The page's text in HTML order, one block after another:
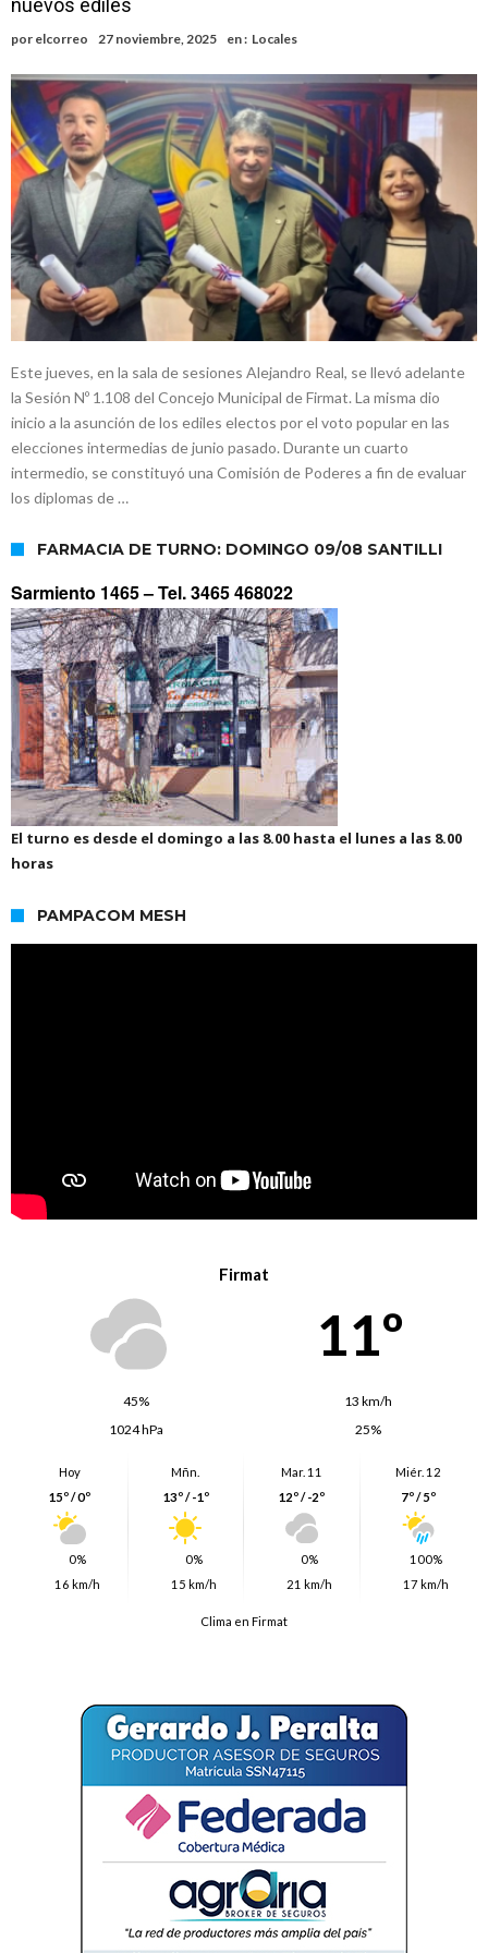
Faltas por presuntas irregularidades
Villada: el viento provocó el desprendimiento del techo del galpón
del ferrocarril
Violento robo en la zona rural de Firmat: maniataron a una pareja de
adultos mayores
Colecta solidaria de juguetes en Firmat para el EPI y el Hospital
Vilela
nuevos ediles
por elcorreo 27 noviembre, 2025 en : Locales
Este jueves, en la sala de sesiones Alejandro Real, se llevó adelante
la Sesión Nº 1.108 del Concejo Municipal de Firmat. La misma dio
inicio a la asunción de los ediles electos por el voto popular en las
elecciones intermedias de junio pasado. Durante un cuarto
intermedio, se constituyó una Comisión de Poderes a fin de evaluar
los diplomas de …
FARMACIA DE TURNO: DOMINGO 09/08 SANTILLI
Sarmiento 1465 –Tel. 3465 468022
El turno es desde el domingo a las 8.00 hasta el lunes a las 8.00
horas
PAMPACOM MESH
Firmat
11º
45%
13 km/h
1024 hPa
25%
Hoy
15º / 0º
0%
16 km/h
Mñn.
13º / -1º
0%
15 km/h
Mar. 11
12º / -2º
0%
21 km/h
Miér. 12
7º / 5º
100%
17 km/h
Clima en Firmat